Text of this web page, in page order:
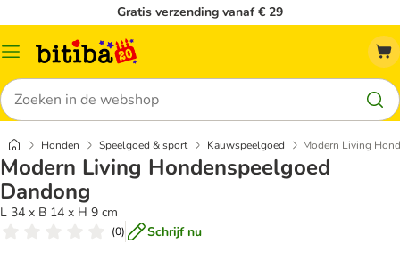
Gratis verzending vanaf € 29
Catalogusmenu
Zoeken
Honden Speelgoed & sport Kauwspeelgoed Modern Living
Modern Living Hondenspeelgoed
Dandong
L 34 x B 14 x H 9 cm
(0) Schrijf nu